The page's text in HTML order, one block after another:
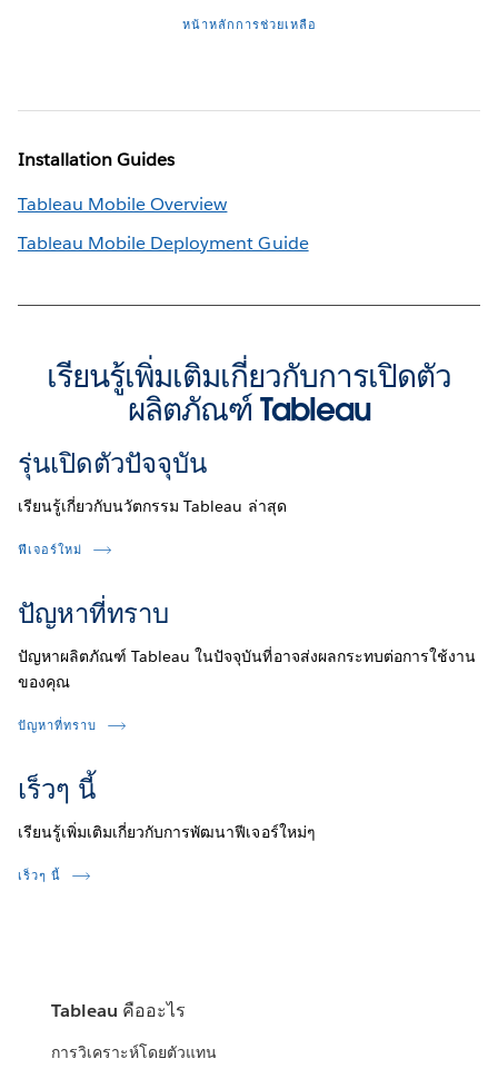
หน้าหลักการช่วยเหลือ
Installation Guides
Tableau Mobile Overview
Tableau Mobile Deployment Guide
เรียนรู้เพิ่มเติมเกี่ยวกับการเปิดตัว
ผลิตภัณฑ์ Tableau
รุ่นเปิดตัวปัจจุบัน
เรียนรู้เกี่ยวกับนวัตกรรม Tableau ล่าสุด
ฟีเจอร์ใหม่
ปัญหาที่ทราบ
ปัญหาผลิตภัณฑ์ Tableau ในปัจจุบันที่อาจส่งผลกระทบต่อการใช้งาน
ของคุณ
ปัญหาที่ทราบ
เร็วๆ นี้
เรียนรู้เพิ่มเติมเกี่ยวกับการพัฒนาฟีเจอร์ใหม่ๆ
เร็วๆ นี้
Tableau คืออะไร
การวิเคราะห์โดยตัวแทน